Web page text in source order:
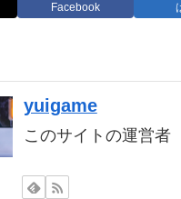
Facebook
yuigame
このサイトの運営